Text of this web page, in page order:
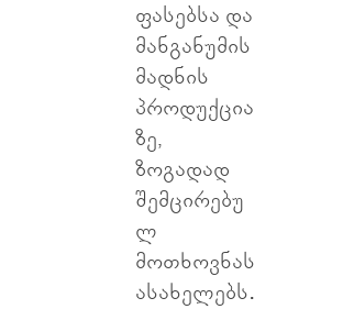
ფასებსა და
მანგანუმის
მადნის
პროდუქცია
ზე,
ზოგადად
შემცირებუ
ლ
მოთხოვნას
ასახელებს.